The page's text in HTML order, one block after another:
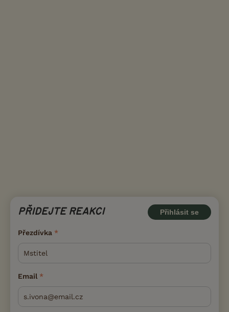
PŘIDEJTE REAKCI Přihlásit se
Přezdívka
Email